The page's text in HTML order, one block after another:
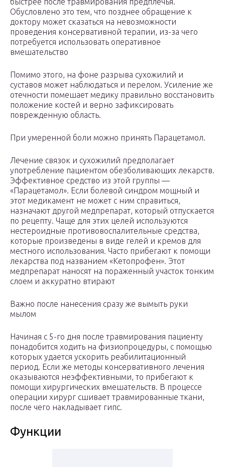
Обусловлено это тем, что позднее обращение к
доктору может сказаться на невозможности
проведения консервативной терапии, из-за чего
потребуется использовать оперативное
вмешательство
Помимо этого, на фоне разрыва сухожилий и
суставов может наблюдаться и перелом. Усиление же
отечности помешает медику правильно восстановить
положение костей и верно зафиксировать
поврежденную область.
При умеренной боли можно принять Парацетамол.
Лечение связок и сухожилий предполагает
употребление пациентом обезболивающих лекарств.
Эффективное средство из этой группы —
«Парацетамол». Если болевой синдром мощный и
этот медикамент не может с ним справиться,
назначают другой медпрепарат, который отпускается
по рецепту. Чаще для этих целей используются
нестероидные противовоспалительные средства,
которые произведены в виде гелей и кремов для
местного использования. Часто прибегают к помощи
лекарства под названием «Кетопрофен». Этот
медпрепарат наносят на пораженный участок тонким
слоем и аккуратно втирают
Важно после нанесения сразу же вымыть руки
мылом
Начиная с 5-го дня после травмирования пациенту
понадобится ходить на физиопроцедуры, с помощью
которых удается ускорить реабилитационный
период. Если же методы консервативного лечения
оказываются неэффективными, то прибегают к
помощи хирургических вмешательств. В процессе
операции хирург сшивает травмированные ткани,
после чего накладывает гипс.
Функции